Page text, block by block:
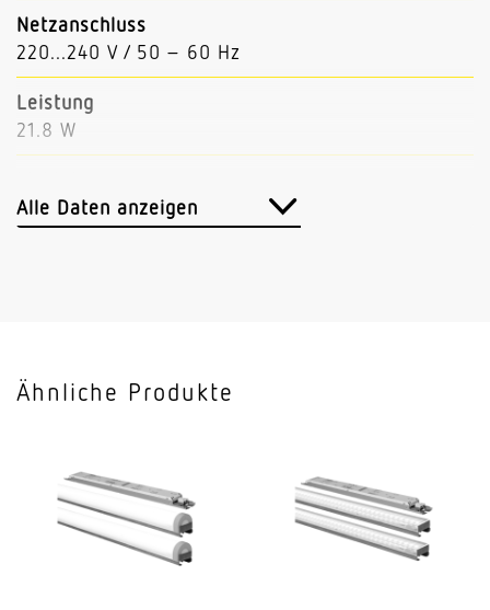
Netzanschluss
220...240 V / 50 – 60 Hz
Leistung
21.8 W
3593 lm
Dimmung DALI
Alle Daten anzeigen
Ähnliche Produkte